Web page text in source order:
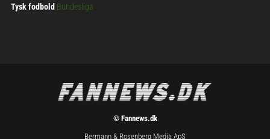
Tysk fodbold Bundesliga
© Fannews.dk
Bermann & Rosenberg Media ApS